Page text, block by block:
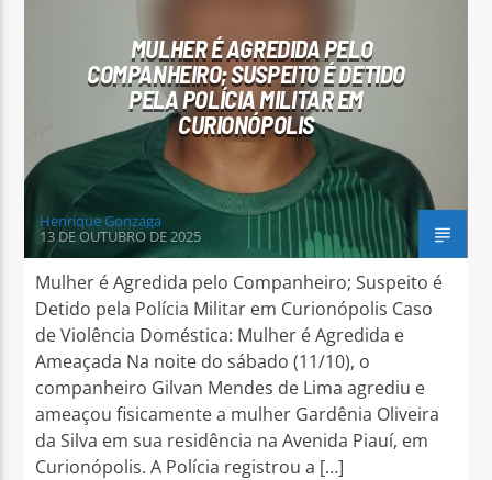
Arara Azul FM
MULHER É AGREDIDA PELO
COMPANHEIRO; SUSPEITO É DETIDO
PELA POLÍCIA MILITAR EM
CURIONÓPOLIS
Henrique Gonzaga
13 DE OUTUBRO DE 2025
Mulher é Agredida pelo Companheiro; Suspeito é
Detido pela Polícia Militar em Curionópolis Caso
de Violência Doméstica: Mulher é Agredida e
Ameaçada Na noite do sábado (11/10), o
companheiro Gilvan Mendes de Lima agrediu e
ameaçou fisicamente a mulher Gardênia Oliveira
da Silva em sua residência na Avenida Piauí, em
Curionópolis. A Polícia registrou a […]